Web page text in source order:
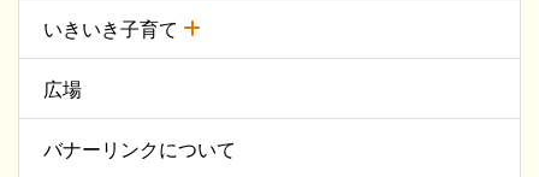
いきいき子育て
広場
バナーリンクについて